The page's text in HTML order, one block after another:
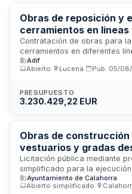
bajo sistema de precio a
presupuesto detallado y
documentación técnica del
Obras de reposición y
cerramientos en
convencionales de la
Sur
Contratación de obras para
cerramientos en diferentes
convencional gestionada por
Subdirección Sur,
puntos kilométricos de estas
en la ejecución de
para mejorar la seguridad
Adif
Abierto
Lucena Pub. 05/
PRESUPUESTO
3.230.429,22 EUR
Obras de
vestuarios y gradas
de fútbol -
Licitación pública mediante
simplificado para la
un edificio destinado a
el campo de fútbol ubicado
Ayuntamiento de Calahorra
Abierto simplificado